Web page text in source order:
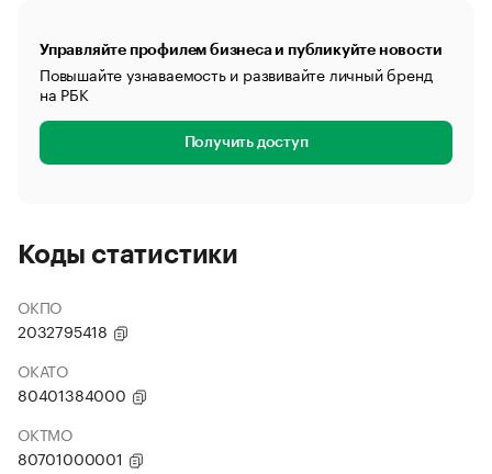
Управляйте профилем бизнеса и публикуйте новости
Повышайте узнаваемость и развивайте личный бренд
на РБК
Получить доступ
Коды статистики
ОКПО
2032795418
ОКАТО
80401384000
ОКТМО
80701000001